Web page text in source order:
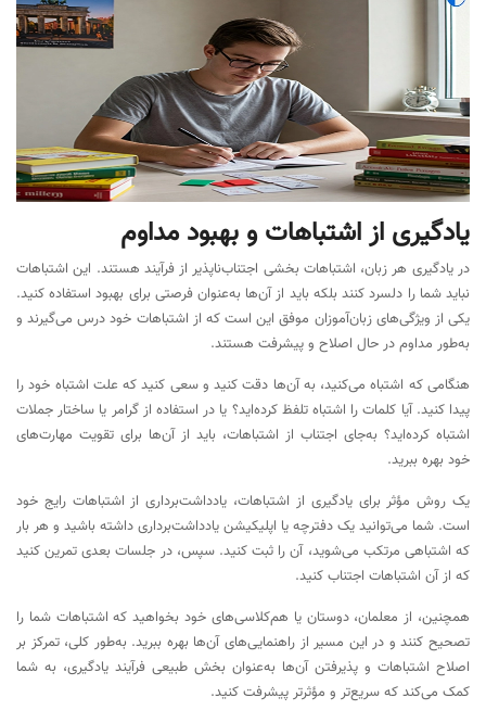
یادگیری از اشتباهات و بهبود مداوم
در یادگیری هر زبان، اشتباهات بخشی اجتناب‌ناپذیر از فرآیند هستند. این اشتباهات
نباید شما را دلسرد کنند بلکه باید از آن‌ها به‌عنوان فرصتی برای بهبود استفاده کنید.
یکی از ویژگی‌های زبان‌آموزان موفق این است که از اشتباهات خود درس می‌گیرند و
به‌طور مداوم در حال اصلاح و پیشرفت هستند.
هنگامی که اشتباه می‌کنید، به آن‌ها دقت کنید و سعی کنید که علت اشتباه خود را
پیدا کنید. آیا کلمات را اشتباه تلفظ کرده‌اید؟ یا در استفاده از گرامر یا ساختار جملات
اشتباه کرده‌اید؟ به‌جای اجتناب از اشتباهات، باید از آن‌ها برای تقویت مهارت‌های
خود بهره ببرید.
یک روش مؤثر برای یادگیری از اشتباهات، یادداشت‌برداری از اشتباهات رایج خود
است. شما می‌توانید یک دفترچه یا اپلیکیشن یادداشت‌برداری داشته باشید و هر بار
که اشتباهی مرتکب می‌شوید، آن را ثبت کنید. سپس، در جلسات بعدی تمرین کنید
که از آن اشتباهات اجتناب کنید.
همچنین، از معلمان، دوستان یا هم‌کلاسی‌های خود بخواهید که اشتباهات شما را
تصحیح کنند و در این مسیر از راهنمایی‌های آن‌ها بهره ببرید. به‌طور کلی، تمرکز بر
اصلاح اشتباهات و پذیرفتن آن‌ها به‌عنوان بخش طبیعی فرآیند یادگیری، به شما
کمک می‌کند که سریع‌تر و مؤثرتر پیشرفت کنید.